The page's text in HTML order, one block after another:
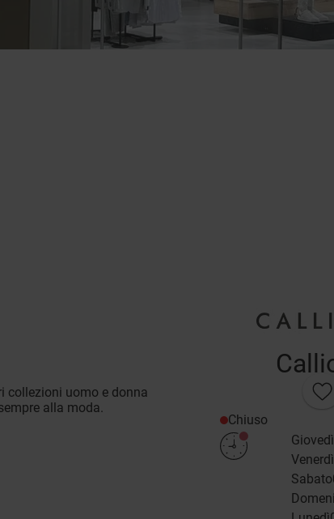
Chiuso
Giovedì
Venerdì
Sabato
collezioni uomo e donna
alla moda.